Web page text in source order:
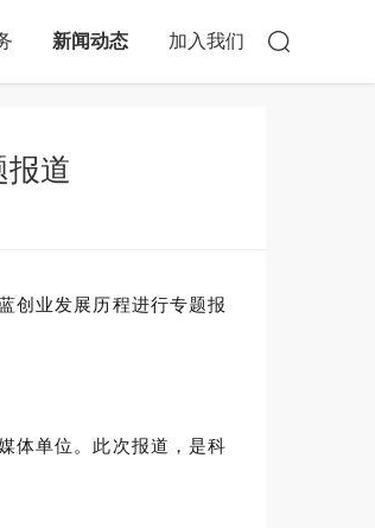
新闻动态 加入我们
道
创业发展历程进行专题报
体单位。此次报道，是科